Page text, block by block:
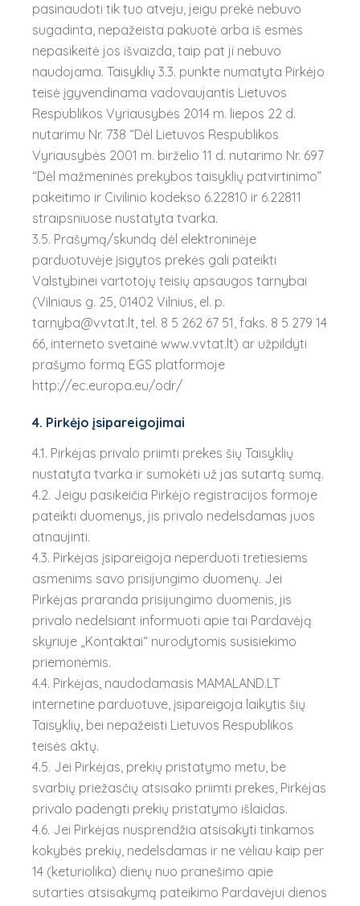
pasinaudoti tik tuo atveju, jeigu prekė nebuvo
sugadinta, nepažeista pakuotė arba iš esmės
nepasikeitė jos išvaizda, taip pat ji nebuvo
naudojama. Taisyklių 3.3. punkte numatyta Pirkėjo
teisė įgyvendinama vadovaujantis Lietuvos
Respublikos Vyriausybės 2014 m. liepos 22 d.
nutarimu Nr. 738 “Dėl Lietuvos Respublikos
Vyriausybės 2001 m. birželio 11 d. nutarimo Nr. 697
“Dėl mažmeninės prekybos taisyklių patvirtinimo”
pakeitimo ir Civilinio kodekso 6.22810 ir 6.22811
straipsniuose nustatyta tvarka.
3.5. Prašymą/skundą dėl elektroninėje
parduotuvėje įsigytos prekės gali pateikti
Valstybinei vartotojų teisių apsaugos tarnybai
(Vilniaus g. 25, 01402 Vilnius, el. p.
tarnyba@vvtat.lt, tel. 8 5 262 67 51, faks. 8 5 279 14
66, interneto svetainė www.vvtat.lt) ar užpildyti
prašymo formą EGS platformoje
http://ec.europa.eu/odr/
4. Pirkėjo įsipareigojimai
4.1. Pirkėjas privalo priimti prekes šių Taisyklių
nustatyta tvarka ir sumokėti už jas sutartą sumą.
4.2. Jeigu pasikeičia Pirkėjo registracijos formoje
pateikti duomenys, jis privalo nedelsdamas juos
atnaujinti.
4.3. Pirkėjas įsipareigoja neperduoti tretiesiems
asmenims savo prisijungimo duomenų. Jei
Pirkėjas praranda prisijungimo duomenis, jis
privalo nedelsiant informuoti apie tai Pardavėją
skyriuje „Kontaktai“ nurodytomis susisiekimo
priemonėmis.
4.4. Pirkėjas, naudodamasis MAMALAND.LT
internetine parduotuve, įsipareigoja laikytis šių
Taisyklių, bei nepažeisti Lietuvos Respublikos
teisės aktų.
4.5. Jei Pirkėjas, prekių pristatymo metu, be
svarbių priežasčių atsisako priimti prekes, Pirkėjas
privalo padengti prekių pristatymo išlaidas.
4.6. Jei Pirkėjas nusprendžia atsisakyti tinkamos
kokybės prekių, nedelsdamas ir ne vėliau kaip per
14 (keturiolika) dienų nuo pranešimo apie
sutarties atsisakymą pateikimo Pardavėjui dienos